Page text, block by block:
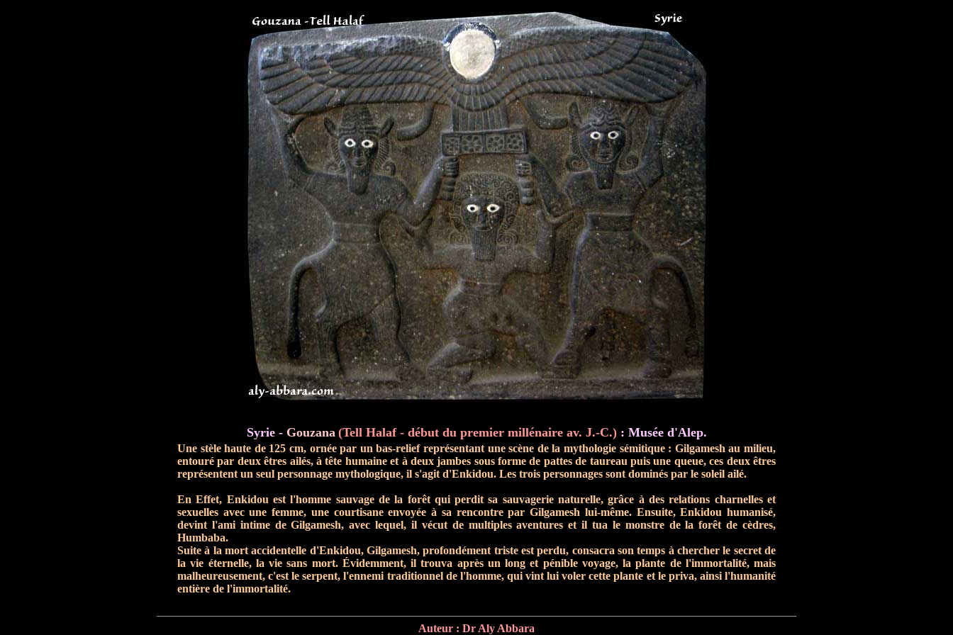
Syrie - Gouzana (Tell Halaf - début du premier millénaire av. J.-C.): Musée d'Alep.
Une stèle haute de 125 cm, ornée par un bas-relief représentant une scène de la mythologie sémitique : Gilgamesh au milieu,
entouré par deux êtres ailés, à tête humaine et à deux jambes sous forme de pattes de taureau puis une queue, ces deux êtres
représentent un seul personnage mythologique, il s'agit d'Enkidou. Les trois personnages sont dominés par le soleil ailé.
En Effet, Enkidou est l'homme sauvage de la forêt qui perdit sa sauvagerie naturelle, grâce à des relations charnelles et
sexuelles avec une femme, une courtisane envoyée à sa rencontre par Gilgamesh lui-même. Ensuite, Enkidou humanisé,
devint l'ami intime de Gilgamesh, avec lequel, il vécut de multiples aventures et il tua le monstre de la forêt de cèdres,
Humbaba.
Suite à la mort accidentelle d'Enkidou, Gilgamesh, profondément triste est perdu, consacra son temps à chercher le secret de
la vie éternelle, la vie sans mort. Évidemment, il trouva après un long et pénible voyage, la plante de l'immortalité, mais
malheureusement, c'est le serpent, l'ennemi traditionnel de l'homme, qui vint lui voler cette plante et le priva, ainsi l'humanité
entière de l'immortalité.
Auteur : Dr Aly Abbara